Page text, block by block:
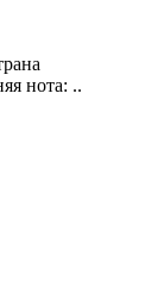
нота: ..